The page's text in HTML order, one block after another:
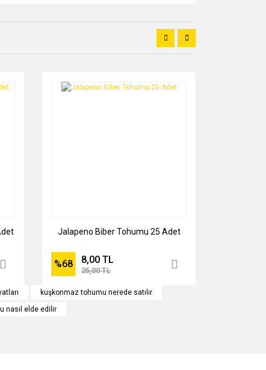
Jalapeno Biber Tohumu 25 Adet
%68 8,00 TL
25,00 TL
kuşkonmaz tohumu nerede satılır
nasıl elde edilir